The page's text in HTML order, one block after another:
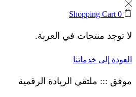
0
Shopping Cart
لا توجد منتجات في العربة.
العودة إلى خدماتنا
موفق ::: ملتقي الريادة الرقمية